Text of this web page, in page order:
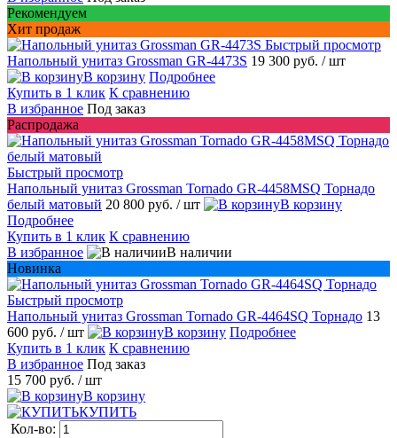
Рекомендуем
Хит продаж
Быстрый просмотр
Напольный унитаз Grossman GR-4473S 19 300 руб. / шт
В корзину Подробнее
Купить в 1 клик К сравнению
В избранное Под заказ
Распродажа
Быстрый просмотр
Напольный унитаз Grossman Tornado GR-4458MSQ Торнадо
белый матовый 20 800 руб. / шт
В корзину
Подробнее
Купить в 1 клик К сравнению
В избранное
В наличии
Новинка
Быстрый просмотр
Напольный унитаз Grossman Tornado GR-4464SQ Торнадо 13
600 руб. / шт В корзину Подробнее
Купить в 1 клик К сравнению
В избранное Под заказ
15 700 руб. / шт
В корзину
КУПИТЬ
Кол-во: